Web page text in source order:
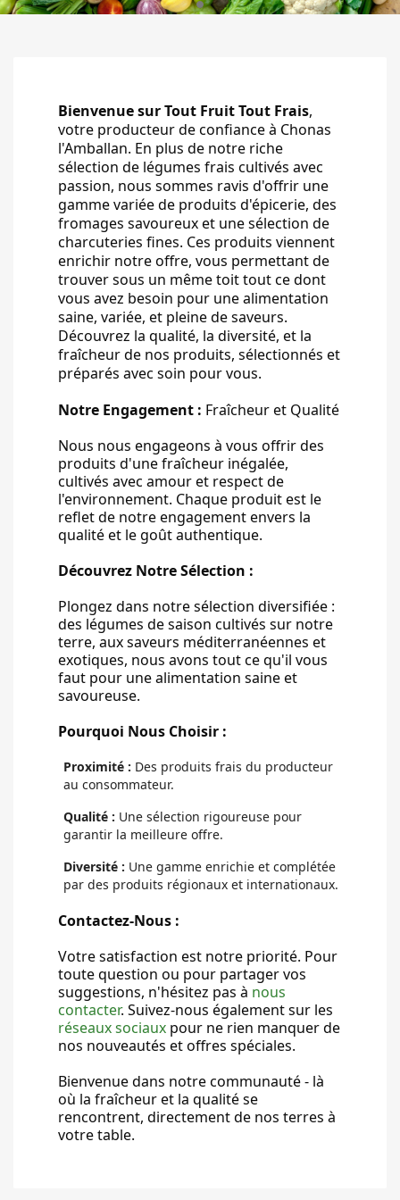
Bienvenue sur Tout Fruit Tout Frais,
votre producteur de confiance à Chonas
l'Amballan. En plus de notre riche
sélection de légumes frais cultivés avec
passion, nous sommes ravis d'offrir une
gamme variée de produits d'épicerie, des
fromages savoureux et une sélection de
charcuteries fines. Ces produits viennent
enrichir notre offre, vous permettant de
trouver sous un même toit tout ce dont
vous avez besoin pour une alimentation
saine, variée, et pleine de saveurs.
Découvrez la qualité, la diversité, et la
fraîcheur de nos produits, sélectionnés et
préparés avec soin pour vous.
Notre Engagement : Fraîcheur et Qualité
Nous nous engageons à vous offrir des
produits d'une fraîcheur inégalée,
cultivés avec amour et respect de
l'environnement. Chaque produit est le
reflet de notre engagement envers la
qualité et le goût authentique.
Découvrez Notre Sélection :
Plongez dans notre sélection diversifiée :
des légumes de saison cultivés sur notre
terre, aux saveurs méditerranéennes et
exotiques, nous avons tout ce qu'il vous
faut pour une alimentation saine et
savoureuse.
Pourquoi Nous Choisir :
Proximité : Des produits frais du producteur
au consommateur.
Qualité : Une sélection rigoureuse pour
garantir la meilleure offre.
Diversité : Une gamme enrichie et complétée
par des produits régionaux et internationaux.
Contactez-Nous :
Votre satisfaction est notre priorité. Pour
toute question ou pour partager vos
suggestions, n'hésitez pas à nous
contacter. Suivez-nous également sur les
réseaux sociaux pour ne rien manquer de
nos nouveautés et offres spéciales.
Bienvenue dans notre communauté - là
où la fraîcheur et la qualité se
rencontrent, directement de nos terres à
votre table.